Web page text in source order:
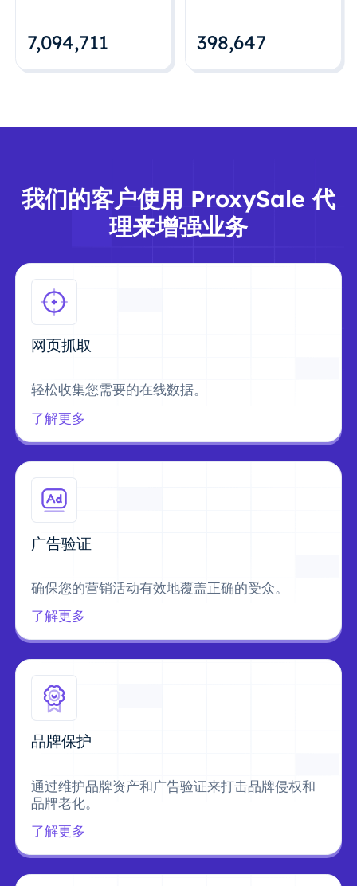
7,094,712 398,648
我们的客户使用 ProxySale 代
理来增强业务
网页抓取
轻松收集您需要的在线数据。
了解更多
广告验证
确保您的营销活动有效地覆盖正确的受众。
了解更多
品牌保护
通过维护品牌资产和广告验证来打击品牌侵权和
品牌老化。
了解更多